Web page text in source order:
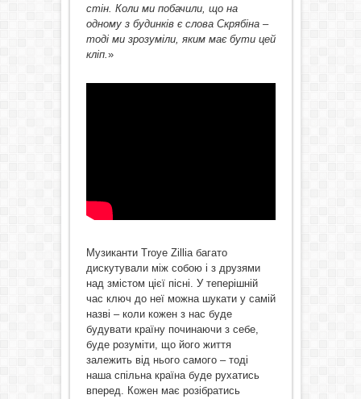
стін. Коли ми побачили, що на
одному з будинків є слова Скрябіна –
тоді ми зрозуміли, яким має бути цей
кліп.»
Музиканти Troye Zillia багато
дискутували між собою і з друзями
над змістом цієї пісні. У теперішній
час ключ до неї можна шукати у самій
назві – коли кожен з нас буде
будувати країну починаючи з себе,
буде розуміти, що його життя
залежить від нього самого – тоді
наша спільна країна буде рухатись
вперед. Кожен має розібратись